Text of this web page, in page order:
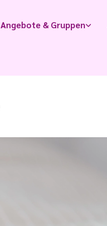
Angebote & Gruppen